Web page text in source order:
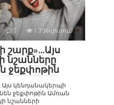
0 1 736դիտում
շարք»…Այս
նշանները
ջեքփոթին
կենդանակերպի
ջեքփոթին Ամռան
նշանների